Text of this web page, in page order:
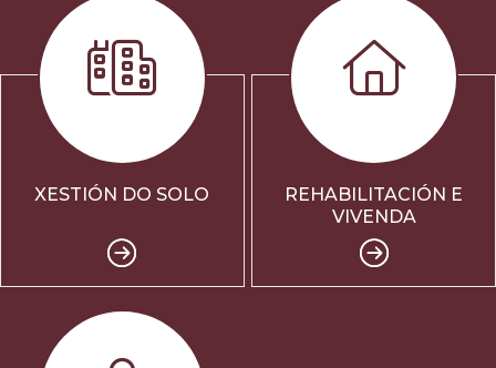
XESTIÓN DO SOLO
REHABILITACIÓN E
VIVENDA